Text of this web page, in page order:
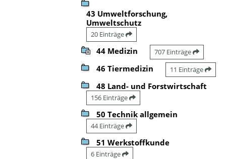
43 Umweltforschung,
Umweltschutz
20 Einträge
44 Medizin 707 Einträge
46 Tiermedizin 11 Einträge
48 Land- und Forstwirtschaft
156 Einträge
50 Technik allgemein
44 Einträge
51 Werkstoffkunde
6 Einträge